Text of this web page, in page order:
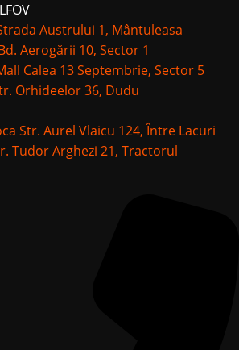
Austrului 1, Mântuleasa
Aerogării 10, Sector 1
Calea 13 Septembrie, Sector 5
Orhideelor 36, Dudu
Str. Aurel Vlaicu 124, Între Lacuri
Tudor Arghezi 21, Tractorul